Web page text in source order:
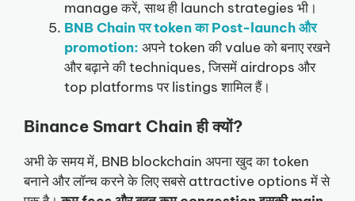
manage करें, साथ ही launch strategies भी।
BNB Chain पर token का Post-launch और
promotion: अपने token की value को बनाए रखने
और बढ़ाने की techniques, जिसमें airdrops और
top platforms पर listings शामिल हैं।
Binance Smart Chain ही क्यों?
अभी के समय में, BNB blockchain अपना खुद का token
बनाने और लॉन्च करने के लिए सबसे attractive options में से